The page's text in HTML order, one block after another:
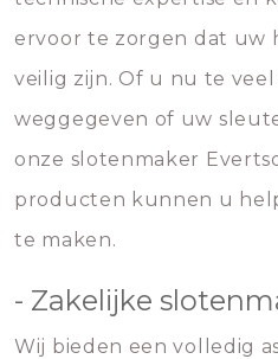
ervoor te zorgen dat uw
veilig zijn. Of u nu te
weggegeven of uw
onze slotenmaker
producten kunnen u
te maken.
- Zakelijke
Wij bieden een volledig